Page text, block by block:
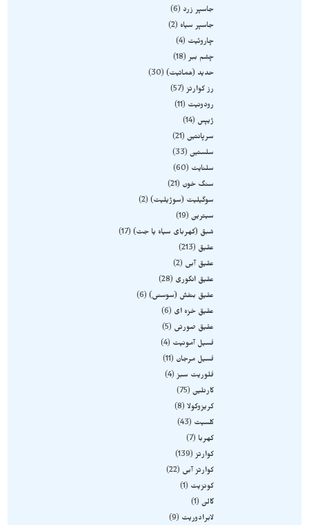
جاسپر زرد
6
جاسپر سیاه
2
چاروئیت
4
چشم ببر 18
حدید (هماتیت) 30
رز کوارتز 57
رودونیت
11
ژیپس
14
سرپانتین 21
سلستین 33
سلنایت
60
سنگ خون
21
سوگیلیت (سوژیلیت) 2
سیترین 19
شبق (کهربای سیاه یا جت) 17
عقیق
213
عقیق آبی
2
عقیق انگوری
28
عقیق بنفش (سوسنی) 6
عقیق خزه ای
6
عقیق صورتی
5
فسیل آمونیت
4
فسیل مرجان
11
فلوریت سبز 4
کارنلین 75
کریزوکولا 8
کلسیت
43
کهربا
7
کوارتز 139
کوارتز آبی
22
کونزیت
1
گالن 1
لابرادوریت
9